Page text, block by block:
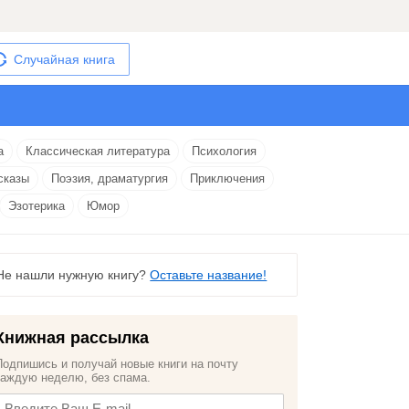
Случайная книга
Классическая литература
Психология
Поэзия, драматургия
Приключения
Эзотерика Юмор
нашли нужную книгу?Оставьте название!
рассылка
и получай новые книги на почту
неделю, без спама.